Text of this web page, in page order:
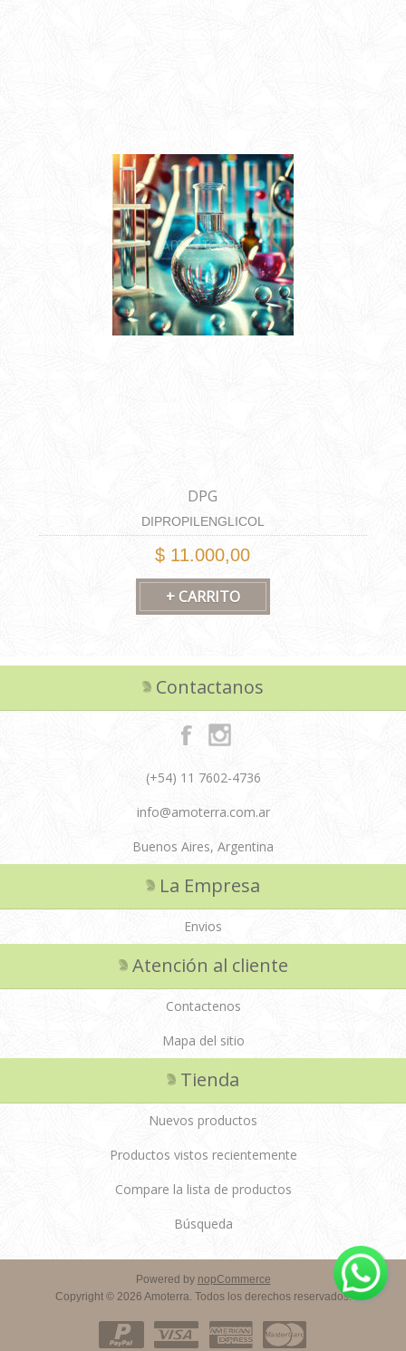
DPG
DIPROPILENGLICOL
$ 11.000,00
Contactanos
(+54) 11 7602-4736
info@amoterra.com.ar
Buenos Aires, Argentina
La Empresa
Envios
Atención al cliente
Contactenos
Mapa del sitio
Tienda
Nuevos productos
Productos vistos recientemente
Compare la lista de productos
Búsqueda
Powered by nopCommerce
Copyright © 2026 Amoterra. Todos los derechos reservados.